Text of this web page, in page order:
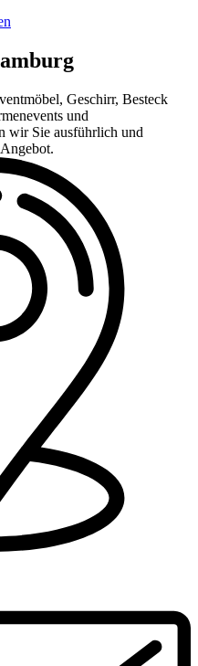
Geschirr, Besteck
und
wir Sie ausführlich und